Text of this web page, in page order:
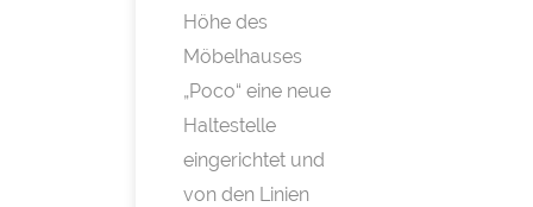
Höhe des
Möbelhauses
„Poco“ eine neue
Haltestelle
eingerichtet und
von den Linien